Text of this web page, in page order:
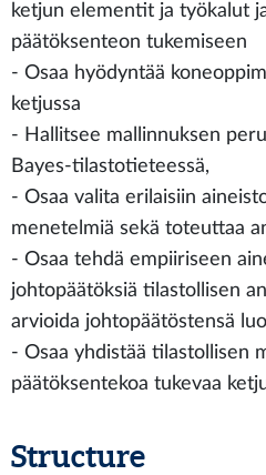
ketjun elementit ja työkalut
päätöksenteon tukemiseen
- Osaa hyödyntää
ketjussa
- Hallitsee mallinnuksen
Bayes-tilastotieteessä,
- Osaa valita erilaisiin
menetelmiä sekä toteuttaa
- Osaa tehdä empiiriseen
johtopäätöksiä tilastollisen
arvioida johtopäätöstensä
- Osaa yhdistää tilastollisen
päätöksentekoa tukevaa
Structure